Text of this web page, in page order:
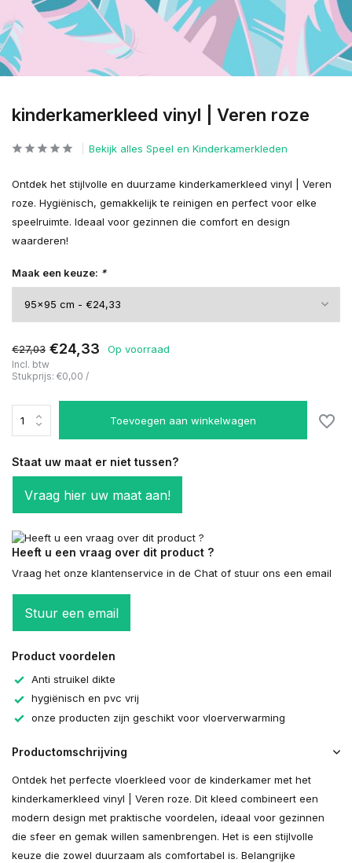
kinderkamerkleed vinyl | Veren roze
Bekijk alles Speel en Kinderkamerkleden
Ontdek het stijlvolle en duurzame kinderkamerkleed vinyl | Veren
roze. Hygiënisch, gemakkelijk te reinigen en perfect voor elke
speelruimte. Ideaal voor gezinnen die comfort en design
waarderen!
Maak een keuze: *
€27,03 €24,33 Op voorraad
Incl. btw
Stukprijs: €0,00 /
Toevoegen aan winkelwagen
Staat uw maat er niet tussen?
Vraag hier uw maat aan!
Heeft u een vraag over dit product ?
Vraag het onze klantenservice in de Chat of stuur ons een email
Stuur een email
Product voordelen
Anti struikel dikte
hygiënisch en pvc vrij
onze producten zijn geschikt voor vloerverwarming
Productomschrijving
Ontdek het perfecte vloerkleed voor de kinderkamer met het
kinderkamerkleed vinyl | Veren roze. Dit kleed combineert een
modern design met praktische voordelen, ideaal voor gezinnen
die sfeer en gemak willen samenbrengen. Het is een stijlvolle
keuze die zowel duurzaam als comfortabel is. Belangrijke